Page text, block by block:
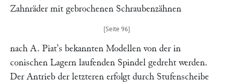
Zahnräder mit gebrochenen Schraubenzähnen
nach A. Piat's bekannten Modellen von der in
conischen Lagern laufenden Spindel gedreht werden.
Der Antrieb der letzteren erfolgt durch Stufenscheibe